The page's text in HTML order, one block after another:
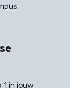
1 in jouw